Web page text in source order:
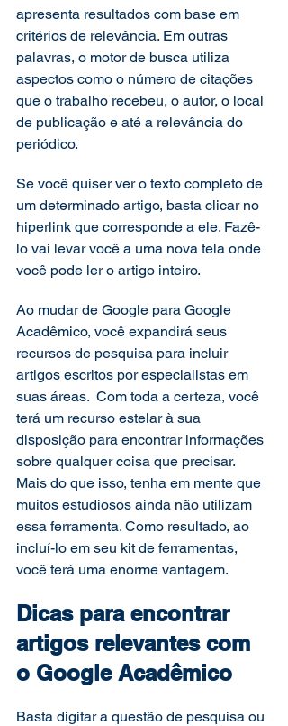
apresenta resultados com base em
critérios de relevância. Em outras
palavras, o motor de busca utiliza
aspectos como o número de citações
que o trabalho recebeu, o autor, o local
de publicação e até a relevância do
periódico.
Se você quiser ver o texto completo de
um determinado artigo, basta clicar no
hiperlink que corresponde a ele. Fazê-
lo vai levar você a uma nova tela onde
você pode ler o artigo inteiro.
Ao mudar de Google para Google
Acadêmico, você expandirá seus
recursos de pesquisa para incluir
artigos escritos por especialistas em
suas áreas.  Com toda a certeza, você
terá um recurso estelar à sua
disposição para encontrar informações
sobre qualquer coisa que precisar.
Mais do que isso, tenha em mente que
muitos estudiosos ainda não utilizam
essa ferramenta. Como resultado, ao
incluí-lo em seu kit de ferramentas,
você terá uma enorme vantagem.
Dicas para encontrar
artigos relevantes com
o Google Acadêmico
Basta digitar a questão de pesquisa ou